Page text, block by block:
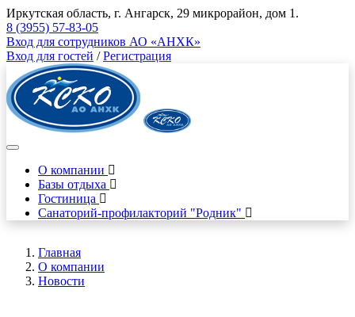
Иркутская область, г. Ангарск, 29 микрорайон, дом 1.
8 (3955) 57-83-05
Вход для сотрудников АО «АНХК»
Вход для гостей /Регистрация
О компании
Базы отдыха
Гостиница
Санаторий-профилакторий "Родник"
Главная
О компании
Новости